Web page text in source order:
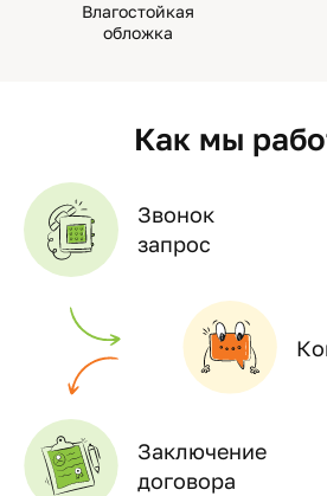
Влагостойкая
обложка
Как мы
Звонок
запрос
Заключение
договора